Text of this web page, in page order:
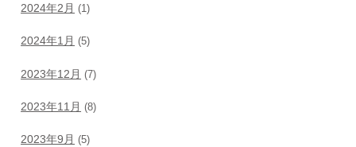
2024年2月 (1)
2024年1月 (5)
2023年12月 (7)
2023年11月 (8)
2023年9月 (5)